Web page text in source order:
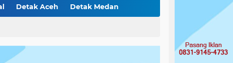
Amankan 1,95 Gram Sabu dan 2 Butir Ekstasi, Polsek Kampar Kiri Hilir Tangkap Pengedar Usia 26 Tahun
Detak Aceh Detak Medan